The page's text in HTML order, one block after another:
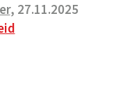
, 27.11.2025